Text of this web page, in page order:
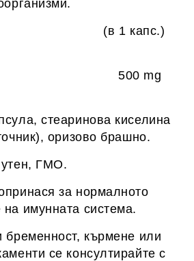
(в 1 капс.)
500 mg
стеаринова киселина
оризово брашно.
ГМО.
за нормалното
имунната система.
кърмене или
се консултирайте с